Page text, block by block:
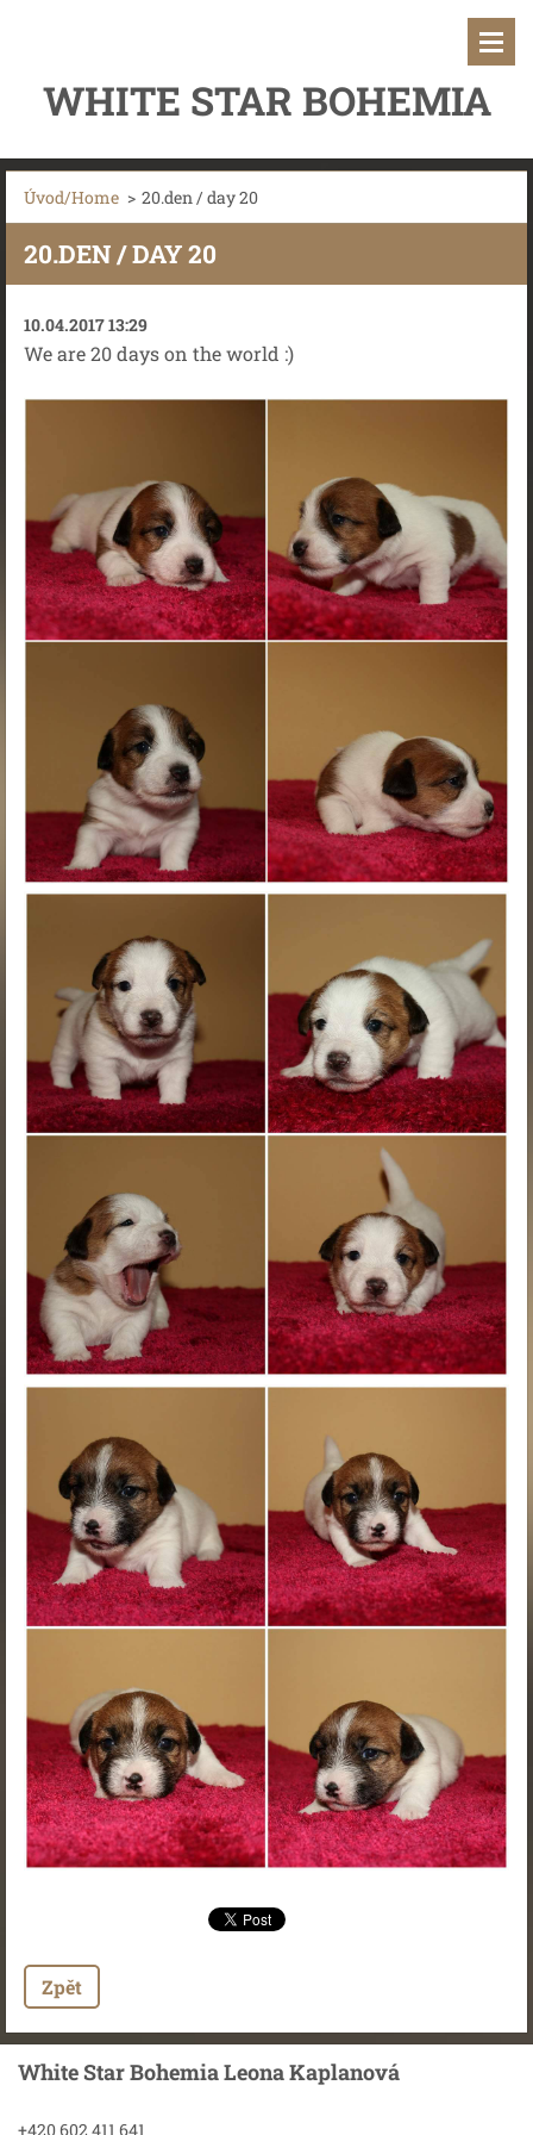
WHITE STAR BOHEMIA
Úvod/Home > 20.den / day 20
20.DEN / DAY 20
10.04.2017 13:29
We are 20 days on the world :)
Zpět
White Star Bohemia Leona Kaplanová
+420 602 411 641